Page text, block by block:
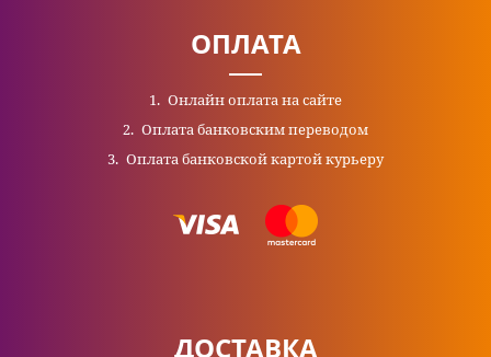
ОПЛАТА
Онлайн оплата на сайте
Оплата банковским переводом
Оплата банковской картой курьеру
ДОСТАВКА